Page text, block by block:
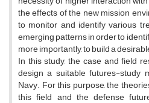
the effects of the new mission
to monitor and identify various
emerging patterns in order to
more importantly, to build a
In this study, the case and field
design a suitable futures-study
Navy. For this purpose, the
this field and the defense